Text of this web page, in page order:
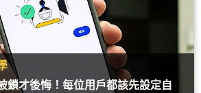
鎖才後悔！每位用戶都該先設定自